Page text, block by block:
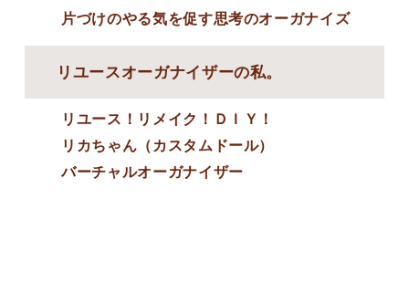
片づけのやる気を促す思考のオーガナイズ
リユースオーガナイザーの私。
リユース！リメイク！ＤＩＹ！
リカちゃん（カスタムドール）
バーチャルオーガナイザー